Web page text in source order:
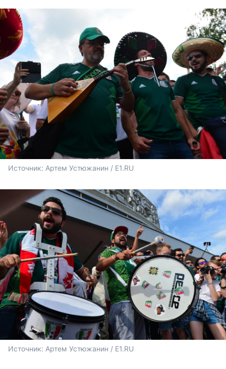
Источник: Артем Устюжанин / E1.RU
Источник: Артем Устюжанин / E1.RU